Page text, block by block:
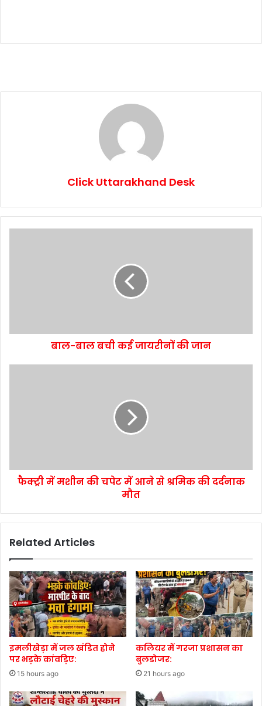
Click Uttarakhand Desk
बाल-बाल बची कई जायरीनों की जान
फैक्ट्री में मशीन की चपेट में आने से श्रमिक की दर्दनाक
मौत
Related Articles
इमलीखेड़ा में जल खंडित होने
पर भड़के कांवड़िए:
15 hours ago
कलियर में गरजा प्रशासन का
बुलडोजर:
21 hours ago